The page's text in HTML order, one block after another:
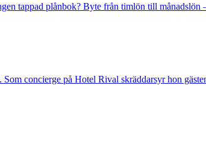
tappad plånbok? Byte från timlön till månadslön
concierge på Hotel Rival skräddarsyr hon